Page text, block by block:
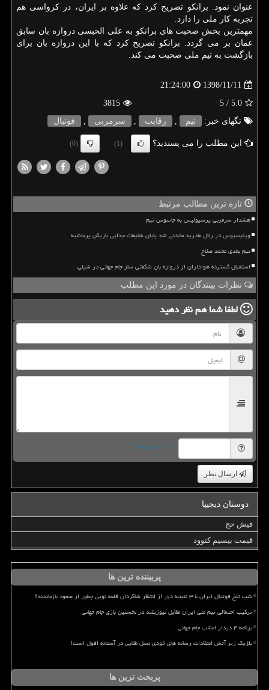
عنوان نمود. برانكو تصریح كرد كه علاوه بر ایران، در كرواسی هم
تجربه كار ملی را دارد.
مهمترین بخش صحبت های برانكو به علی الحبسی دروازه بان سابق
عمان بر می گردد. برانكو تصریح كرد كه با این دروازه بان برای
بازگشت به تیم ملی صحبت می كند.
1398/11/11
21:24:00
5.0
/ 5
3815
تگهای خبر:
تیم , رقابت , سرمربی , فوتبال
این مطلب را می پسندید؟ (1)
(0)
تازه ترین مطالب مرتبط
هشدار سرمربی پرسپولیس به جاسوس تیم
وینیسیوس در رئال مادرید ماندنی شد پایان شایعات جدایی بازیکن پرحاشیه
تیم بعدی محمد صلاح
استقبال گسترده هواداران از دروازه بان شگفتی ساز جام جهانی در شیلی
نظرات بینندگان در مورد این مطلب
لطفا شما همنظر دهید
= ۶ بعلاوه ۲
ارسال نظر
دوستان دیجیپا
فیش حج
قیمت بیسیم کنوود
پربیننده ترین ها
شب تلخ فوتبال ایران با ۳ نتیجه دور از انتظار شاگردان قلعه نویی چطور از صعود بازماندند؟
ترکیب احتمالی تیم ملی ایران مقابل نیوزیلند در نخستین بازی جام جهانی
برنامه ۴ دیدار امشب جام جهانی
بلژیک زیر آتش انتقادات رسانه های خودی نسل طلایی در آستانه افول است!
پربحث ترین ها